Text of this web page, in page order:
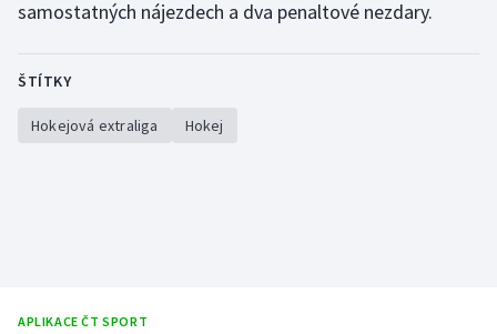
Sportovní střelba
samostatných nájezdech a dva penaltové nezdary.
ŠTÍTKY
Hokejová extraliga Hokej
APLIKACE ČT SPORT